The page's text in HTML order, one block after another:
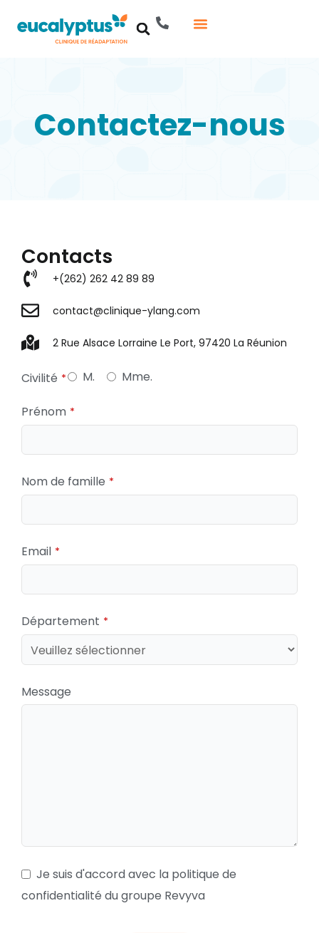
Contactez-nous
Contacts
+(262) 262 42 89 89
contact@clinique-ylang.com
2 Rue Alsace Lorraine Le Port, 97420 La Réunion
Civilité * M. Mme.
Contact Email *
Prénom *
Nom de famille *
Email *
Département *
Message
Je suis d'accord avec la politique de
confidentialité du groupe Revyva